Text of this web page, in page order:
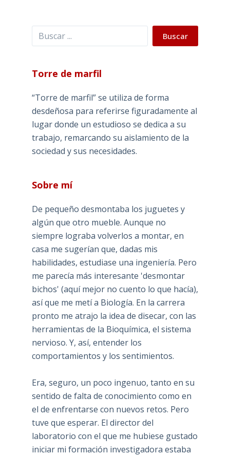
Buscar Buscar
Torre de marfil
“Torre de marfil” se utiliza de forma
desdeñosa para referirse figuradamente al
lugar donde un estudioso se dedica a su
trabajo, remarcando su aislamiento de la
sociedad y sus necesidades.
Sobre mí
De pequeño desmontaba los juguetes y
algún que otro mueble. Aunque no
siempre lograba volverlos a montar, en
casa me sugerían que, dadas mis
habilidades, estudiase una ingeniería. Pero
me parecía más interesante 'desmontar
bichos' (aquí mejor no cuento lo que hacía),
así que me metí a Biología. En la carrera
pronto me atrajo la idea de disecar, con las
herramientas de la Bioquímica, el sistema
nervioso. Y, así, entender los
comportamientos y los sentimientos.
Era, seguro, un poco ingenuo, tanto en su
sentido de falta de conocimiento como en
el de enfrentarse con nuevos retos. Pero
tuve que esperar. El director del
laboratorio con el que me hubiese gustado
iniciar mi formación investigadora estaba